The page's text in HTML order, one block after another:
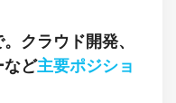
クラウド開発、
など主要ポジショ